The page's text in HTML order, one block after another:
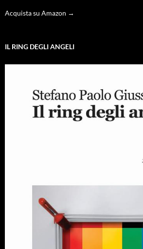
Acquista su Amazon →
IL RING DEGLI ANGELI